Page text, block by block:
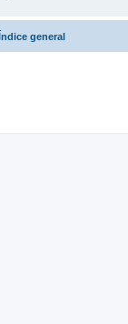
Índice general